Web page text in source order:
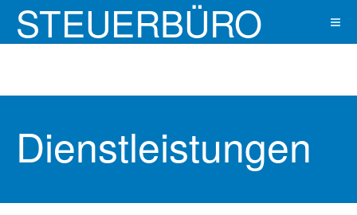
STEUERBÜRO
Dienstleistungen